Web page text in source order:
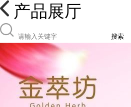
产品展厅
搜索